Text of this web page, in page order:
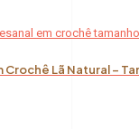
Crochê Lã Natural –